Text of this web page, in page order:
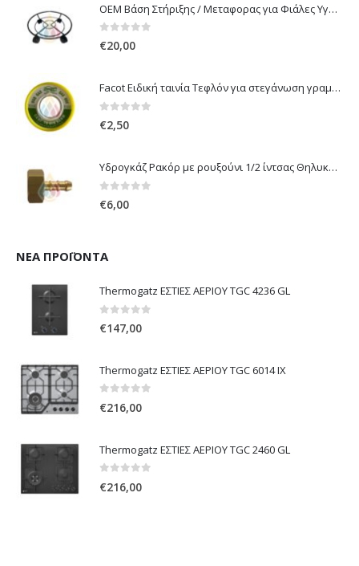
OEM Βάση Στήριξης / Μεταφορας για Φιάλες Υγραερίου 10 kg & 13 kg με ροδάκια
0out of 5
€20,00
Facot Ειδική ταινία Τεφλόν για στεγάνωση γραμμών αερίου 12m
0out of 5
€2,50
Υδρογκάζ Ρακόρ με ρουξούνι 1/2 ίντσας Θηλυκό Δεξιόστροφο για σύνδεση συσκευών με λάστιχο υγραερίου 8mm
€6,00
ΝΈΑ ΠΡΟΪΌΝΤΑ
Thermogatz ΕΣΤΙΕΣ ΑΕΡΙΟΥ TGC 4236 GL
€147,00
Thermogatz ΕΣΤΙΕΣ ΑΕΡΙΟΥ TGC 6014 IX
€216,00
Thermogatz ΕΣΤΙΕΣ ΑΕΡΙΟΥ TGC 2460 GL
€216,00